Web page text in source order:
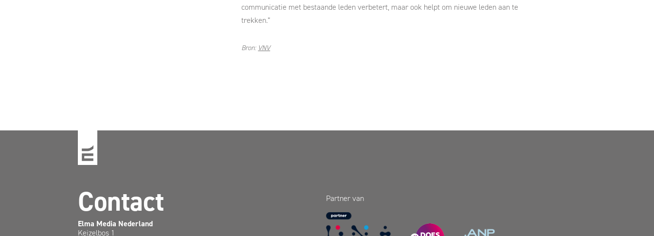
communicatie met bestaande leden verbetert, maar ook helpt om nieuwe leden aan te
trekken.”
Bron: VNV
Contact
Elma Media Nederland
Keizelbos 1
Partner van